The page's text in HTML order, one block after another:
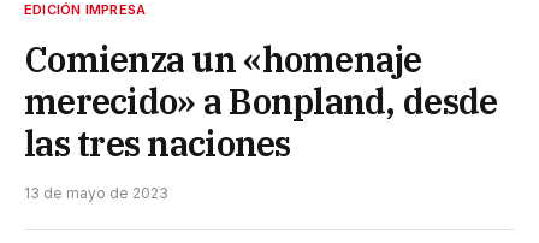
EDICIÓN IMPRESA
Comienza un «homenaje
merecido» a Bonpland, desde
las tres naciones
13 de mayo de 2023